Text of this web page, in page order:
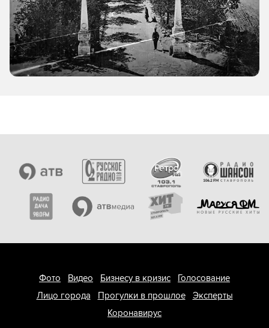
Фото Видео Бизнесу в кризис
Голосование
Лицо города
Прогулки в прошлое
Эксперты
Коронавирус